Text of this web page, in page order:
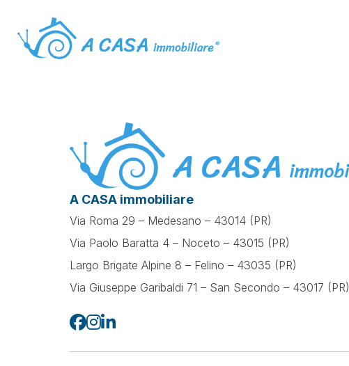
A CASA immobiliare
Via Roma 29 – Medesano – 43014 (PR)
Via Paolo Baratta 4 – Noceto – 43015 (PR)
Largo Brigate Alpine 8 – Felino – 43035 (PR)
Via Giuseppe Garibaldi 71 – San Secondo – 43017 (PR)